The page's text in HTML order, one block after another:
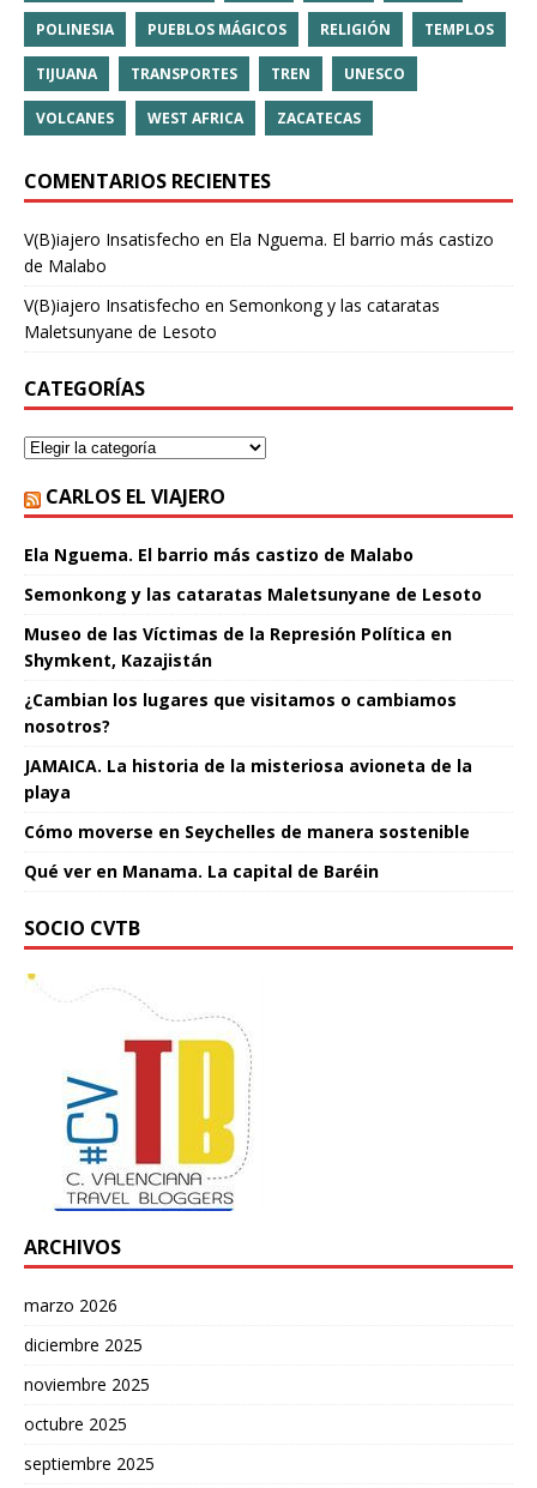
POLINESIA PUEBLOS MÁGICOS RELIGIÓN TEMPLOS
TIJUANA TRANSPORTES TREN UNESCO
VOLCANES WEST AFRICA ZACATECAS
COMENTARIOS RECIENTES
V(B)iajero Insatisfecho en Ela Nguema. El barrio más castizo
de Malabo
V(B)iajero Insatisfecho en Semonkong y las cataratas
Maletsunyane de Lesoto
CATEGORÍAS
CARLOS EL VIAJERO
Ela Nguema. El barrio más castizo de Malabo
Semonkong y las cataratas Maletsunyane de Lesoto
Museo de las Víctimas de la Represión Política en
Shymkent, Kazajistán
¿Cambian los lugares que visitamos o cambiamos
nosotros?
JAMAICA. La historia de la misteriosa avioneta de la
playa
Cómo moverse en Seychelles de manera sostenible
Qué ver en Manama. La capital de Baréin
SOCIO CVTB
ARCHIVOS
marzo 2026
diciembre 2025
noviembre 2025
octubre 2025
septiembre 2025